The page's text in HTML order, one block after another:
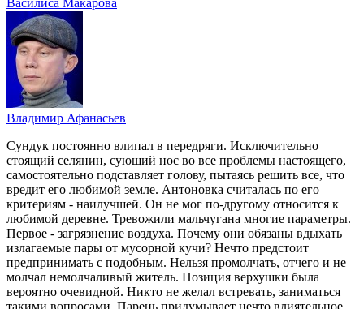
Владимир Афанасьев
Сундук постоянно влипал в передряги. Исключительно
стоящий селянин, сующий нос во все проблемы настоящего,
самостоятельно подставляет голову, пытаясь решить все, что
вредит его любимой земле. Антоновка считалась по его
критериям - наилучшей. Он не мог по-другому относится к
любимой деревне. Тревожили мальчугана многие параметры.
Первое - загрязнение воздуха. Почему они обязаны вдыхать
излагаемые пары от мусорной кучи? Нечто предстоит
предпринимать с подобным. Нельзя промолчать, отчего и не
молчал немолчаливый житель. Позиция верхушки была
вероятно очевидной. Никто не желал встревать, заниматься
такими вопросами. Парень придумывает нечто влиятельное.